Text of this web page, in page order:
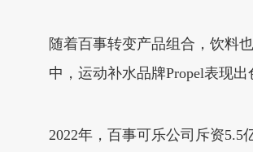
随着百事转变产品组合，饮料
中，运动补水品牌Propel表现
2022年，百事可乐公司斥资5.5